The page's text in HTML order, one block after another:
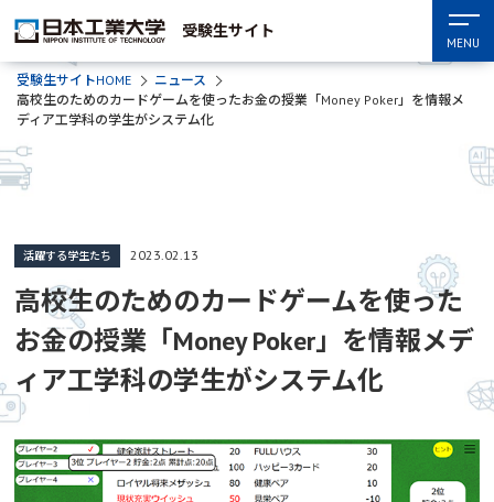
受験生サイト
MENU
受験生サイトHOME
ニュース
高校生のためのカードゲームを使ったお金の授業「Money Poker」を情報メ
ディア工学科の学生がシステム化
高校生のためのカードゲームを使った
お金の授業「Money Poker」を情報メデ
ィア工学科の学生がシステム化
活躍する学生たち 2023.02.13